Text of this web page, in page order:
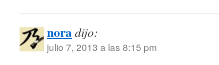
noradijo:
julio 7, 2013 a las 8:15 pm